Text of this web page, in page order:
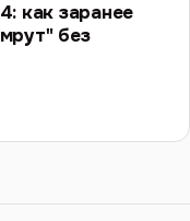
как заранее
без